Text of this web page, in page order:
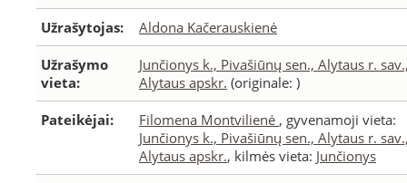
Užrašytojas: Aldona Kačerauskienė
Užrašymo
vieta:
Junčionys k., Pivašiūnų sen., Alytaus r.
Alytaus apskr. (originale: )
Pateikėjai: Filomena Montvilienė , gyvenamoji vieta:
Junčionys k., Pivašiūnų sen., Alytaus r.
Alytaus apskr., kilmės vieta: Junčionys